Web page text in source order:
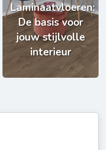
Laminaatvloeren:
De basis voor
jouw stijlvolle
interieur